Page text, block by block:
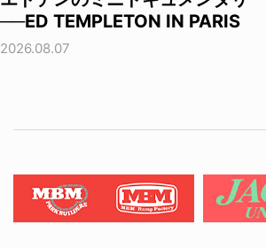
──ED TEMPLETON IN PARIS
2026.08.07